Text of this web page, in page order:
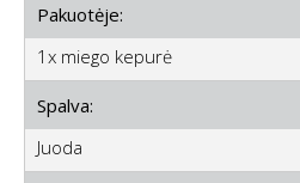
Pakuotėje:
1x miego kepurė
Spalva:
Juoda